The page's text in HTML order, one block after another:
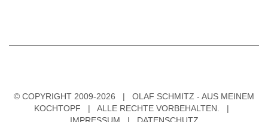
© COPYRIGHT 2009-2026 | OLAF SCHMITZ - AUS MEINEM
KOCHTOPF | ALLE RECHTE VORBEHALTEN. |